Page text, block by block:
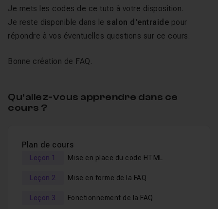
Je mets les codes de ce tuto à votre disposition.
Je reste disponible dans le salon d'entraide pour
répondre à vos éventuelles questions sur ce cours.
Bonne création de FAQ.
Qu’allez-vous apprendre dans ce
cours ?
Plan de cours
Leçon 1 Mise en place du code HTML
Leçon 2 Mise en forme de la FAQ
Leçon 3 Fonctionnement de la FAQ